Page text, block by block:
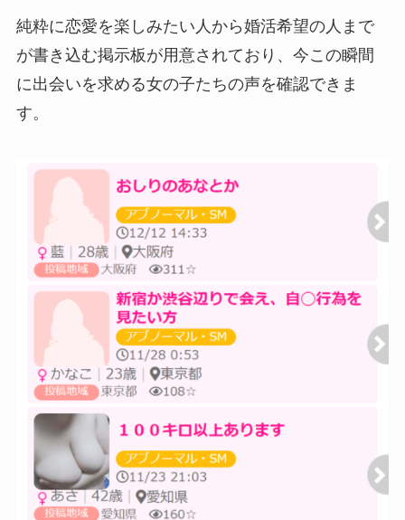
純粋に恋愛を楽しみたい人から婚活希望の人まで
が書き込む掲示板が用意されており、今この瞬間
に出会いを求める女の子たちの声を確認できま
す。